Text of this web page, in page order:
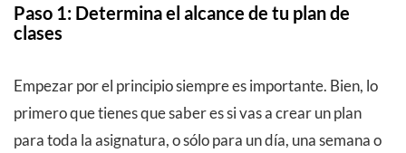
Paso 1: Determina el alcance de tu plan de
clases
Empezar por el principio siempre es importante. Bien, lo
primero que tienes que saber es si vas a crear un plan
para toda la asignatura, o sólo para un día, una semana o